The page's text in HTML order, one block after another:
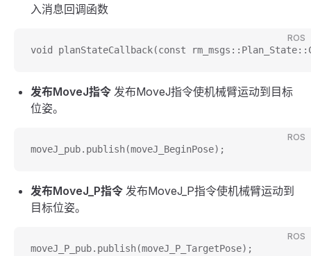
入消息回调函数
ROS
void planStateCallback(const
发布MoveJ指令 发布MoveJ指令使机械臂运动到目标
位姿。
ROS
moveJ_pub.publish(moveJ_BeginPose);
发布MoveJ_P指令 发布MoveJ_P指令使机械臂运动到
目标位姿。
ROS
moveJ_P_pub.publish(moveJ_P_TargetPose);